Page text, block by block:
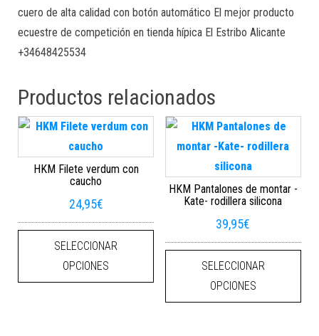
cuero de alta calidad con botón automático El mejor producto
ecuestre de competición en tienda hípica El Estribo Alicante
+34648425534
Productos relacionados
HKM Filete verdum con
caucho
24,95€
SELECCIONAR
OPCIONES
Este producto tiene múltiples
HKM Pantalones de montar -
Kate- rodillera silicona
39,95€
SELECCIONAR
OPCIONES